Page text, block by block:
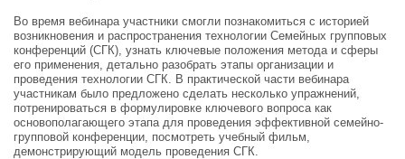
Во время вебинара участники смогли познакомиться с историей
возникновения и распространения технологии Семейных групповых
конференций (СГК), узнать ключевые положения метода и сферы
его применения, детально разобрать этапы организации и
проведения технологии СГК. В практической части вебинара
участникам было предложено сделать несколько упражнений,
потренироваться в формулировке ключевого вопроса как
основополагающего этапа для проведения эффективной семейно-
групповой конференции, посмотреть учебный фильм,
демонстрирующий модель проведения СГК.